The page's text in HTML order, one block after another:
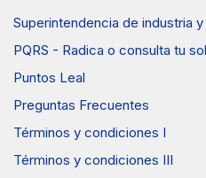
Superintendencia de industria
PQRS - Radica o consulta tu
Puntos Leal
Preguntas Frecuentes
Términos y condiciones I
Términos y condiciones III